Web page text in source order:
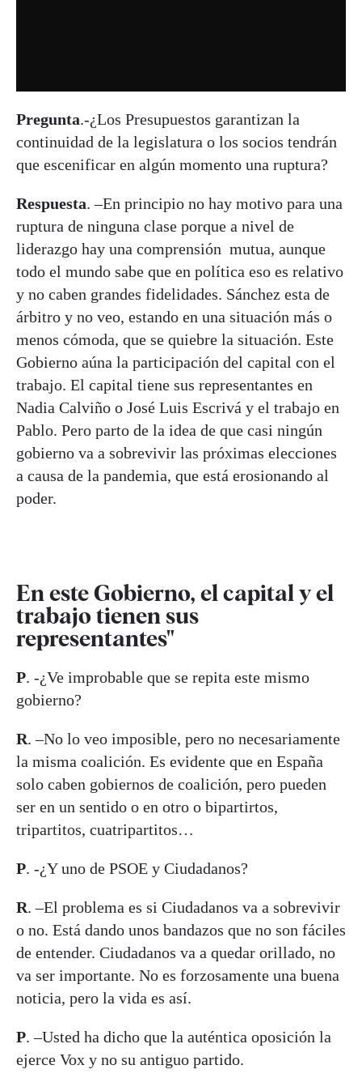
Pregunta.-¿Los Presupuestos garantizan la
continuidad de la legislatura o los socios tendrán
que escenificar en algún momento una ruptura?
Respuesta. –En principio no hay motivo para una
ruptura de ninguna clase porque a nivel de
liderazgo hay una comprensión mutua, aunque
todo el mundo sabe que en política eso es relativo
y no caben grandes fidelidades. Sánchez esta de
árbitro y no veo, estando en una situación más o
menos cómoda, que se quiebre la situación. Este
Gobierno aúna la participación del capital con el
trabajo. El capital tiene sus representantes en
Nadia Calviño o José Luis Escrivá y el trabajo en
Pablo. Pero parto de la idea de que casi ningún
gobierno va a sobrevivir las próximas elecciones
a causa de la pandemia, que está erosionando al
poder.
En este Gobierno, el capital y el
trabajo tienen sus
representantes"
P. -¿Ve improbable que se repita este mismo
gobierno?
R. –No lo veo imposible, pero no necesariamente
la misma coalición. Es evidente que en España
solo caben gobiernos de coalición, pero pueden
ser en un sentido o en otro o bipartirtos,
tripartitos, cuatripartitos…
P. -¿Y uno de PSOE y Ciudadanos?
R. –El problema es si Ciudadanos va a sobrevivir
o no. Está dando unos bandazos que no son fáciles
de entender. Ciudadanos va a quedar orillado, no
va ser importante. No es forzosamente una buena
noticia, pero la vida es así.
P. –Usted ha dicho que la auténtica oposición la
ejerce Vox y no su antiguo partido.